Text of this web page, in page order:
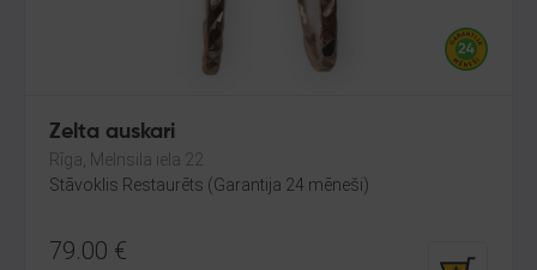
Zelta auskari
Rīga, Melnsila iela 22
Stāvoklis Restaurēts (Garantija 24 mēneši)
79.00 €